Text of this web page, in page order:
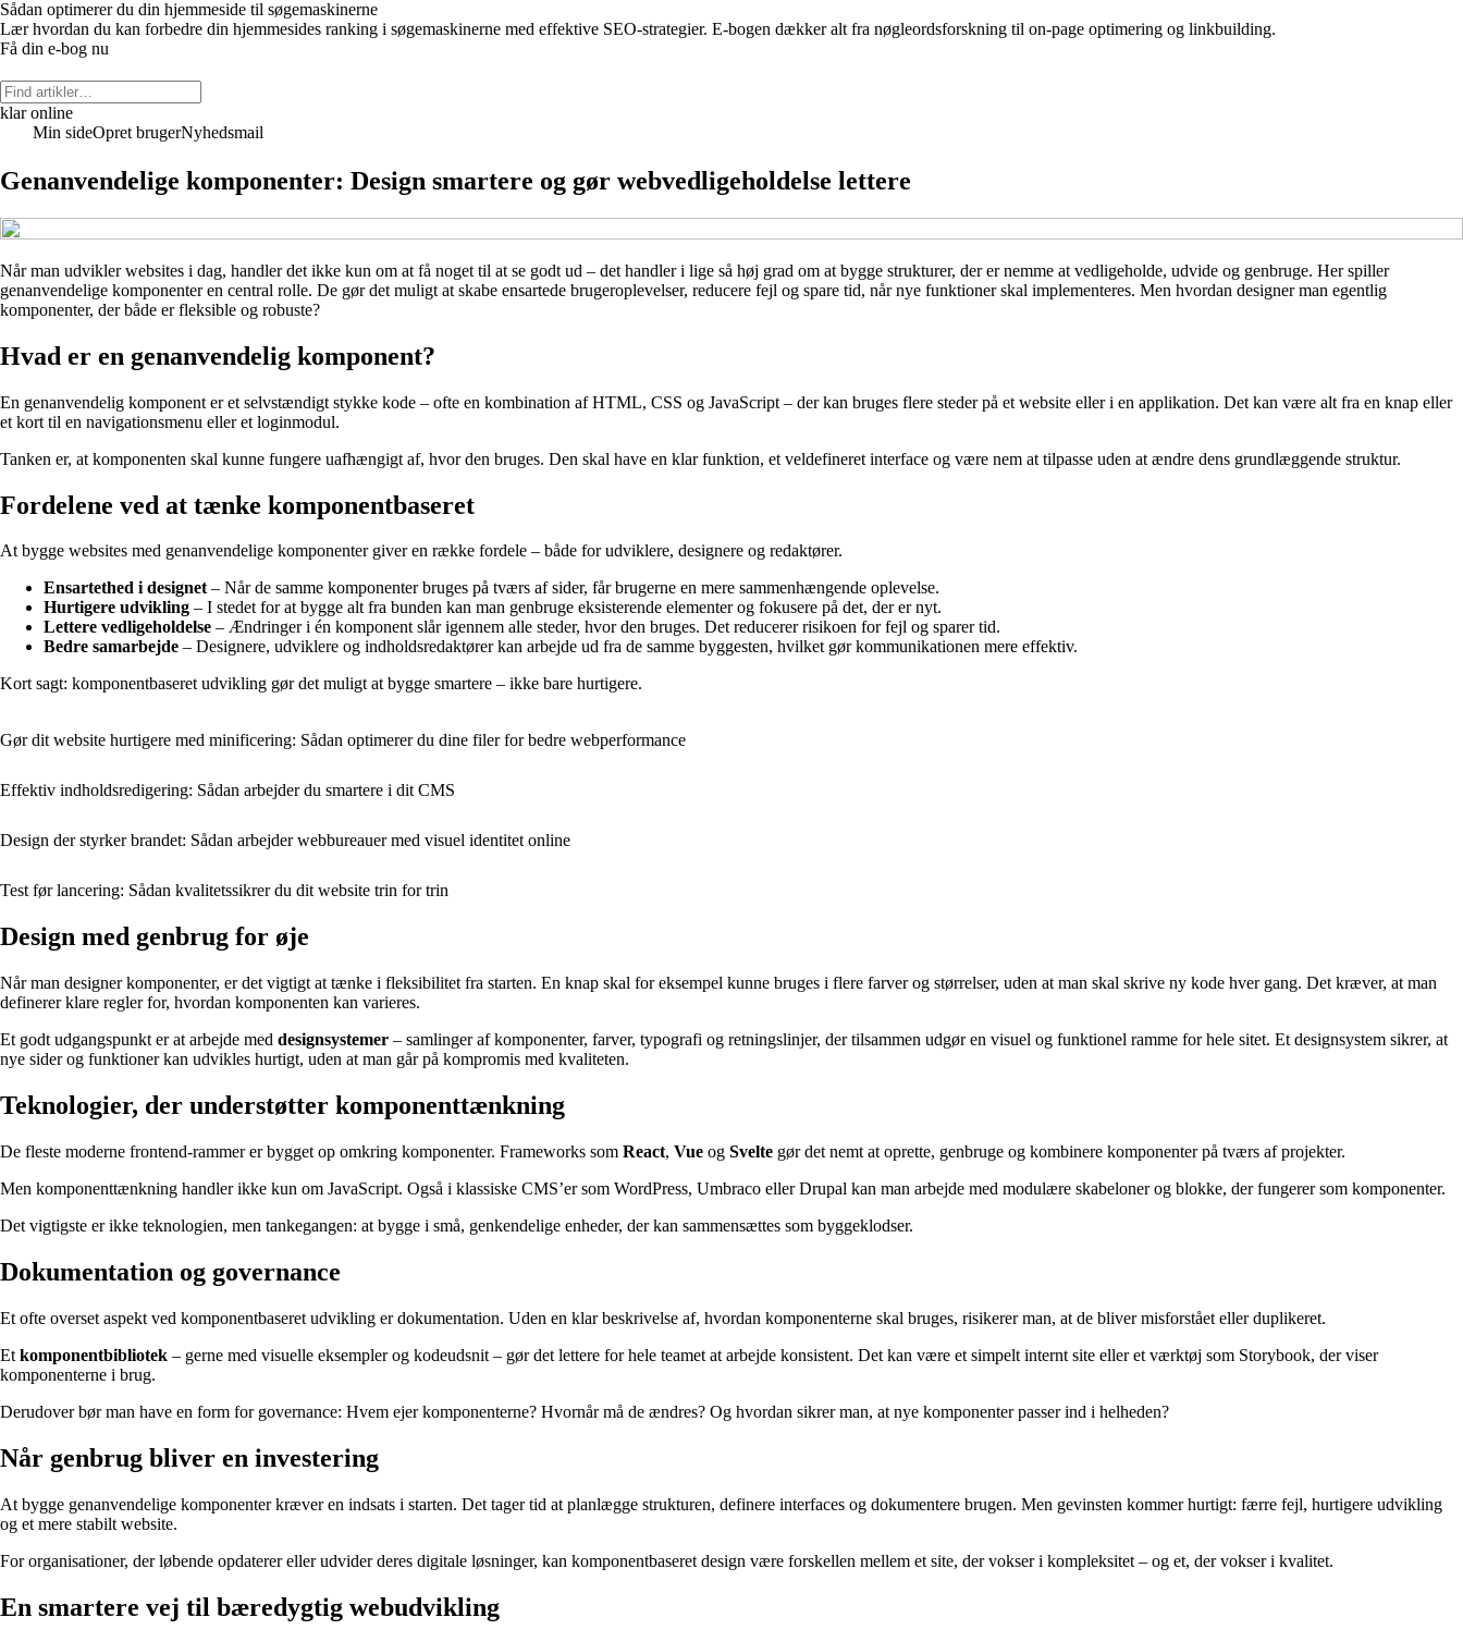
Sådan optimerer du din hjemmeside til søgemaskinerne
Lær hvordan du kan forbedre din hjemmesides ranking i søgemaskinerne med effektive SEO-strategier. E-bogen dækker alt fra nøgleordsforskning til on-page optimering og linkbuilding.
Få din e-bog nu
klar online
Min sideOpret brugerNyhedsmail
Genanvendelige komponenter: Design smartere og gør webvedligeholdelse lettere
Når man udvikler websites i dag, handler det ikke kun om at få noget til at se godt ud – det handler i lige så høj grad om at bygge strukturer, der er nemme at vedligeholde, udvide og genbruge. Her spiller
genanvendelige komponenter en central rolle. De gør det muligt at skabe ensartede brugeroplevelser, reducere fejl og spare tid, når nye funktioner skal implementeres. Men hvordan designer man egentlig
komponenter, der både er fleksible og robuste?
Hvad er en genanvendelig komponent?
En genanvendelig komponent er et selvstændigt stykke kode – ofte en kombination af HTML, CSS og JavaScript – der kan bruges flere steder på et website eller i en applikation. Det kan være alt fra en knap eller
et kort til en navigationsmenu eller et loginmodul.
Tanken er, at komponenten skal kunne fungere uafhængigt af, hvor den bruges. Den skal have en klar funktion, et veldefineret interface og være nem at tilpasse uden at ændre dens grundlæggende struktur.
Fordelene ved at tænke komponentbaseret
At bygge websites med genanvendelige komponenter giver en række fordele – både for udviklere, designere og redaktører.
Ensartethed i designet– Når de samme komponenter bruges på tværs af sider, får brugerne en mere sammenhængende oplevelse.
Hurtigere udvikling – I stedet for at bygge alt fra bunden kan man genbruge eksisterende elementer og fokusere på det, der er nyt.
Lettere vedligeholdelse – Ændringer i én komponent slår igennem alle steder, hvor den bruges. Det reducerer risikoen for fejl og sparer tid.
Bedre samarbejde – Designere, udviklere og indholdsredaktører kan arbejde ud fra de samme byggesten, hvilket gør kommunikationen mere effektiv.
Kort sagt: komponentbaseret udvikling gør det muligt at bygge smartere – ikke bare hurtigere.
Gør dit website hurtigere med minificering: Sådan optimerer du dine filer for bedre webperformance
Effektiv indholdsredigering: Sådan arbejder du smartere i dit CMS
Design der styrker brandet: Sådan arbejder webbureauer med visuel identitet online
Test før lancering: Sådan kvalitetssikrer du dit website trin for trin
Design med genbrug for øje
Når man designer komponenter, er det vigtigt at tænke i fleksibilitet fra starten. En knap skal for eksempel kunne bruges i flere farver og størrelser, uden at man skal skrive ny kode hver gang. Det kræver, at man
definerer klare regler for, hvordan komponenten kan varieres.
Et godt udgangspunkt er at arbejde med designsystemer – samlinger af komponenter, farver, typografi og retningslinjer, der tilsammen udgør en visuel og funktionel ramme for hele sitet. Et designsystem sikrer, at
nye sider og funktioner kan udvikles hurtigt, uden at man går på kompromis med kvaliteten.
Teknologier, der understøtter komponenttænkning
De fleste moderne frontend-rammer er bygget op omkring komponenter. Frameworks som React, Vue og Svelte gør det nemt at oprette, genbruge og kombinere komponenter på tværs af projekter.
Men komponenttænkning handler ikke kun om JavaScript. Også i klassiske CMS’er som WordPress, Umbraco eller Drupal kan man arbejde med modulære skabeloner og blokke, der fungerer som komponenter.
Det vigtigste er ikke teknologien, men tankegangen: at bygge i små, genkendelige enheder, der kan sammensættes som byggeklodser.
Dokumentation og governance
Et ofte overset aspekt ved komponentbaseret udvikling er dokumentation. Uden en klar beskrivelse af, hvordan komponenterne skal bruges, risikerer man, at de bliver misforstået eller duplikeret.
Et komponentbibliotek – gerne med visuelle eksempler og kodeudsnit – gør det lettere for hele teamet at arbejde konsistent. Det kan være et simpelt internt site eller et værktøj som Storybook, der viser
komponenterne i brug.
Derudover bør man have en form for governance: Hvem ejer komponenterne? Hvornår må de ændres? Og hvordan sikrer man, at nye komponenter passer ind i helheden?
Når genbrug bliver en investering
At bygge genanvendelige komponenter kræver en indsats i starten. Det tager tid at planlægge strukturen, definere interfaces og dokumentere brugen. Men gevinsten kommer hurtigt: færre fejl, hurtigere udvikling
og et mere stabilt website.
For organisationer, der løbende opdaterer eller udvider deres digitale løsninger, kan komponentbaseret design være forskellen mellem et site, der vokser i kompleksitet – og et, der vokser i kvalitet.
En smartere vej til bæredygtig webudvikling